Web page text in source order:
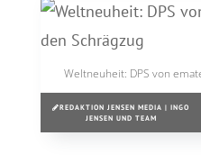
Weltneuheit: DPS von
REDAKTION JENSEN MEDIA | INGO
JENSEN UND TEAM